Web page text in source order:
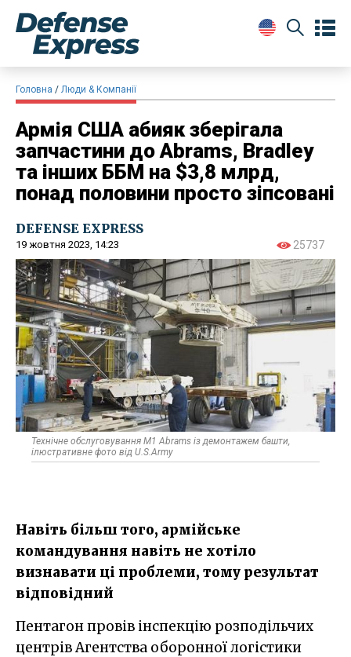
Головна Люди & Компанії
Армія США абияк зберігала
запчастини до Abrams, Bradley
та інших ББМ на $3,8 млрд,
понад половини просто зіпсовані
DEFENSE EXPRESS
19 жовтня 2023, 14:23 25737
Технічне обслуговування M1 Abrams із демонтажем башти,
ілюстративне фото від U.S.Army
Навіть більш того, армійське
командування навіть не хотіло
визнавати ці проблеми, тому результат
відповідний
Пентагон провів інспекцію розподільчих
центрів Агентства оборонної логістики